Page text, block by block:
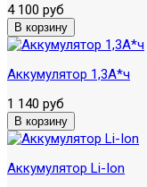
4 100 руб
Аккумулятор 1,3А*ч
1 140 руб
Аккумулятор Li-Ion